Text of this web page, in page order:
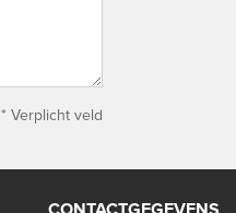
* Verplicht veld